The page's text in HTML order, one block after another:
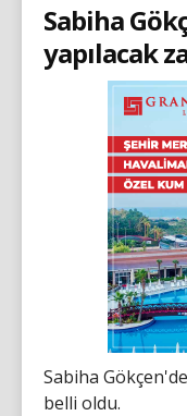
Sabiha
yapılacak
Sabiha
belli oldu.